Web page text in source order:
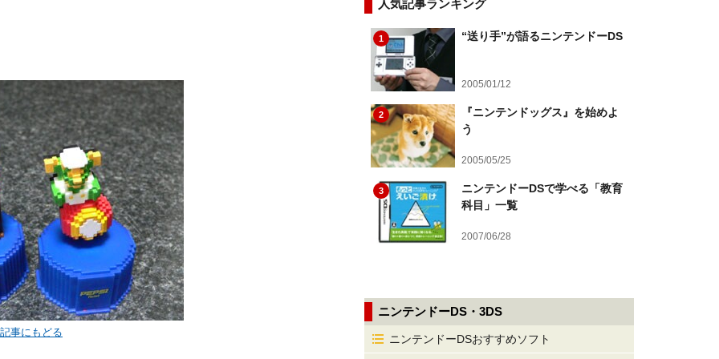
事にもどる
人気記事ランキング
1 “送り手”が語るニンテンドーDS
2005/01/12
2
『ニンテンドッグス』を始めよ
う
2005/05/25
3
ニンテンドーDSで学べる「教育
科目」一覧
2007/06/28
ニンテンドーDS・3DS
ニンテンドーDSおすすめソフト